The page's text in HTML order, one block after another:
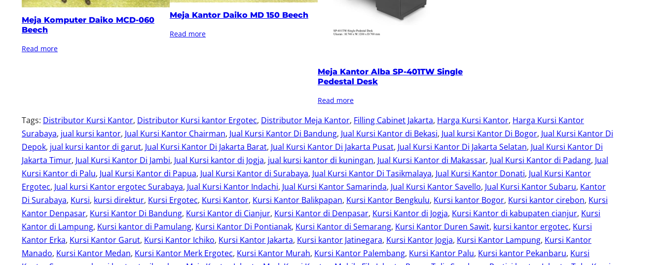
Meja Komputer Daiko MCD-060
Beech
Read more
Meja Kantor Daiko MD 150 Beech
Read more
Meja Kantor Alba SP-401TW Single
Pedestal Desk
Read more
Tags: Distributor Kursi Kantor, Distributor Kursi kantor Ergotec, Distributor Meja Kantor, Filling Cabinet Jakarta, Harga Kursi Kantor, Harga Kursi Kantor
Surabaya, jual kursi kantor, Jual Kursi Kantor Chairman, Jual Kursi Kantor Di Bandung, Jual Kursi Kantor di Bekasi, Jual kursi Kantor Di Bogor, Jual Kursi Kantor Di
Depok, jual kursi kantor di garut, Jual Kursi Kantor Di Jakarta Barat, Jual Kursi Kantor Di Jakarta Pusat, Jual Kursi Kantor Di Jakarta Selatan, Jual Kursi Kantor Di
Jakarta Timur, Jual Kursi Kantor Di Jambi, Jual Kursi kantor di Jogja, jual kursi kantor di kuningan, Jual Kursi Kantor di Makassar, Jual Kursi Kantor di Padang, Jual
Kursi Kantor di Palu, Jual Kursi Kantor di Papua, Jual Kursi Kantor di Surabaya, Jual Kursi Kantor Di Tasikmalaya, Jual Kursi Kantor Donati, Jual Kursi Kantor
Ergotec, Jual kursi Kantor ergotec Surabaya, Jual Kursi Kantor Indachi, Jual Kursi Kantor Samarinda, Jual Kursi Kantor Savello, Jual Kursi Kantor Subaru, Kantor
Di Surabaya, Kursi, kursi direktur, Kursi Ergotec, Kursi Kantor, Kursi Kantor Balikpapan, Kursi Kantor Bengkulu, Kursi kantor Bogor, Kursi kantor cirebon, Kursi
Kantor Denpasar, Kursi Kantor Di Bandung, Kursi Kantor di Cianjur, Kursi Kantor di Denpasar, Kursi Kantor di Jogja, Kursi Kantor di kabupaten cianjur, Kursi
Kantor di Lampung, Kursi kantor di Pamulang, Kursi Kantor Di Pontianak, Kursi Kantor di Semarang, Kursi Kantor Duren Sawit, kursi kantor ergotec, Kursi
Kantor Erka, Kursi Kantor Garut, Kursi Kantor Ichiko, Kursi Kantor Jakarta, Kursi kantor Jatinegara, Kursi Kantor Jogja, Kursi Kantor Lampung, Kursi Kantor
Manado, Kursi Kantor Medan, Kursi Kantor Merk Ergotec, Kursi Kantor Murah, Kursi Kantor Palembang, Kursi Kantor Palu, Kursi kantor Pekanbaru, Kursi